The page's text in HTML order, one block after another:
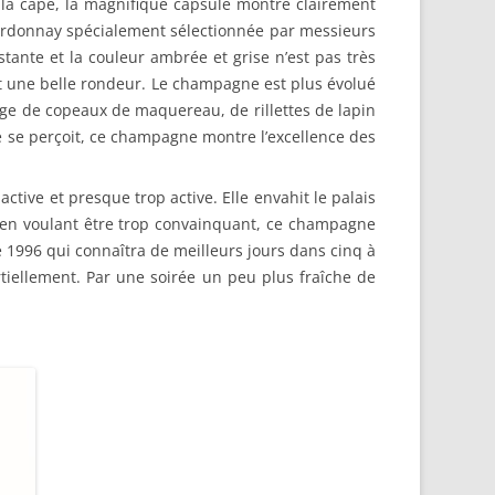
spécialement sélectionnée par messieurs
et la couleur ambrée et grise n’est pas très
belle rondeur. Le champagne est plus évolué
de copeaux de maquereau, de rillettes de lapin
perçoit, ce champagne montre l’excellence des
et presque trop active. Elle envahit le palais
voulant être trop convainquant, ce champagne
qui connaîtra de meilleurs jours dans cinq à
Par une soirée un peu plus fraîche de